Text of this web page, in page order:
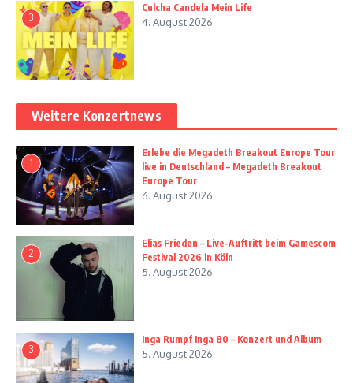
3
Culcha Candela Mein Life
4. August 2026
Weitere Konzertnews
1
Erlebe die Megadeth Breakout Europe Tour
live in Deutschland – Megadeth Breakout
Europe Tour
6. August 2026
2
Elias Frieden – Live-Auftritt beim Gamescom
Festival 2026 in Köln
5. August 2026
3
Inga Rumpf Inga 80 – Konzert und Album
5. August 2026